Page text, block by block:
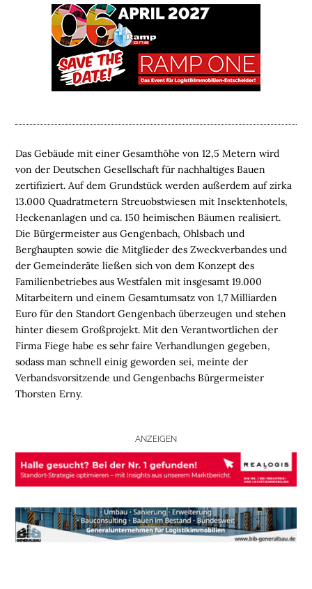
O
M
E
L
O
T
I
K
I
M
M
O
B
I
L
I
E
N
O
T
I
K
E
G
Das Gebäude mit einer Gesamthöhe von 12,5 Metern wird
von der Deutschen Gesellschaft für nachhaltiges Bauen
zertifiziert. Auf dem Grundstück werden außerdem auf zirka
13.000 Quadratmetern Streuobstwiesen mit Insektenhotels,
Heckenanlagen und ca. 150 heimischen Bäumen realisiert.
Die Bürgermeister aus Gengenbach, Ohlsbach und
Berghaupten sowie die Mitglieder des Zweckverbandes und
der Gemeinderäte ließen sich von dem Konzept des
Familienbetriebes aus Westfalen mit insgesamt 19.000
Mitarbeitern und einem Gesamtumsatz von 1,7 Milliarden
Euro für den Standort Gengenbach überzeugen und stehen
hinter diesem Großprojekt. Mit den Verantwortlichen der
Firma Fiege habe es sehr faire Verhandlungen gegeben,
sodass man schnell einig geworden sei, meinte der
Verbandsvorsitzende und Gengenbachs Bürgermeister
Thorsten Erny.
ANZEIGEN